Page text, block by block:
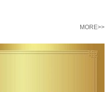
MORE>>